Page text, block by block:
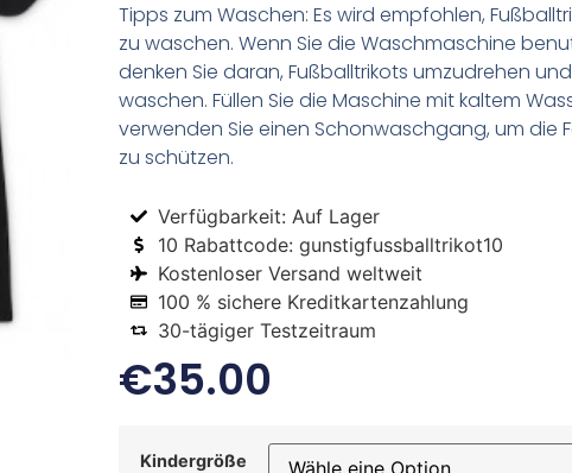
Tipps zum Waschen: Es wird empfohlen,
zu waschen. Wenn Sie die Waschmaschine
denken Sie daran, Fußballtrikots umzudrehen
waschen. Füllen Sie die Maschine mit kaltem
verwenden Sie einen Schonwaschgang, um die
zu schützen.
Verfügbarkeit: Auf Lager
10 Rabattcode: gunstigfussballtrikot10
Kostenloser Versand weltweit
100 % sichere Kreditkartenzahlung
30-tägiger Testzeitraum
€35.00
Kindergröße